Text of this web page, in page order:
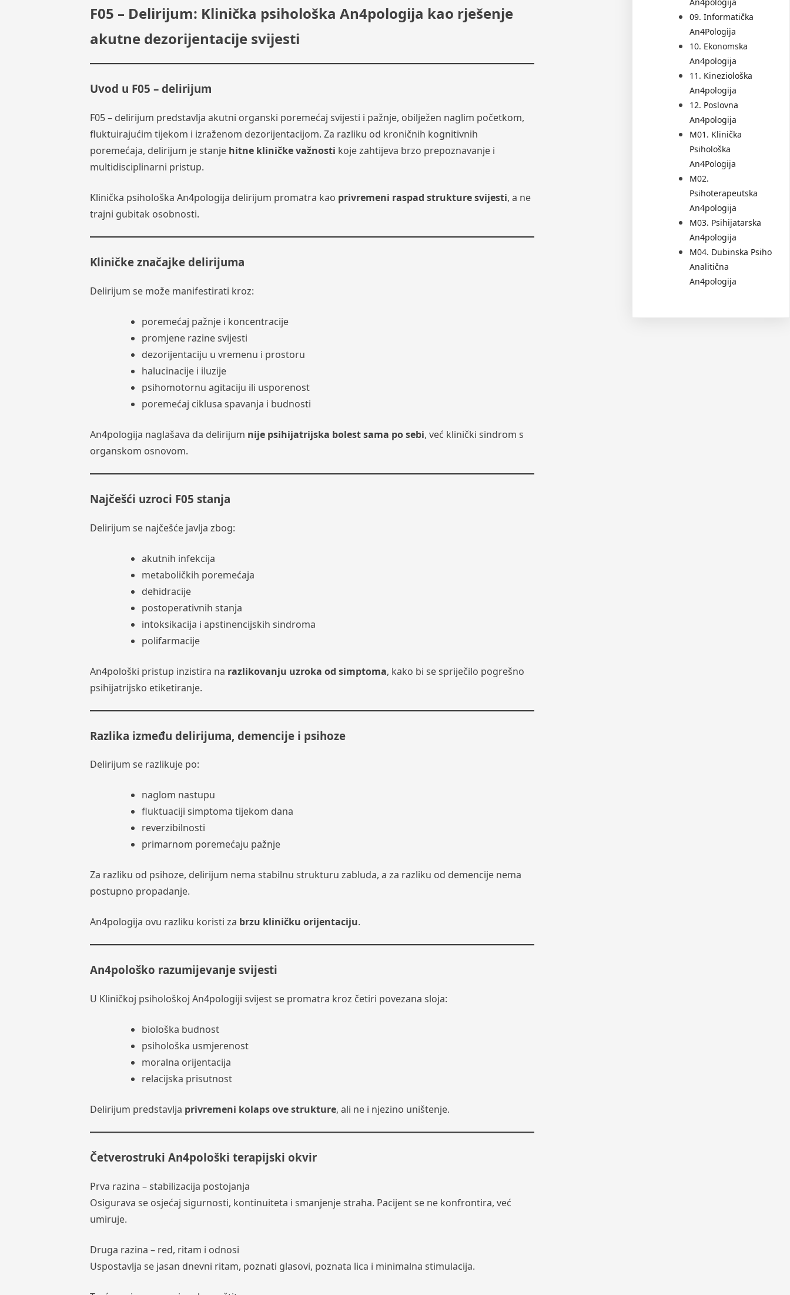
F05 – Delirijum: Klinička psihološka An4pologija kao rješenje
akutne dezorijentacije svijesti
Uvod u F05 – delirijum
F05 – delirijum predstavlja akutni organski poremećaj svijesti i pažnje, obilježen naglim početkom,
fluktuirajućim tijekom i izraženom dezorijentacijom. Za razliku od kroničnih kognitivnih
poremećaja, delirijum je stanje hitne kliničke važnosti koje zahtijeva brzo prepoznavanje i
multidisciplinarni pristup.
Klinička psihološka An4pologija delirijum promatra kao privremeni raspad strukture svijesti, a ne
trajni gubitak osobnosti.
Kliničke značajke delirijuma
Delirijum se može manifestirati kroz:
poremećaj pažnje i koncentracije
promjene razine svijesti
dezorijentaciju u vremenu i prostoru
halucinacije i iluzije
psihomotornu agitaciju ili usporenost
poremećaj ciklusa spavanja i budnosti
An4pologija naglašava da delirijum nije psihijatrijska bolest sama po sebi, već klinički sindrom s
organskom osnovom.
Najčešći uzroci F05 stanja
Delirijum se najčešće javlja zbog:
akutnih infekcija
metaboličkih poremećaja
dehidracije
postoperativnih stanja
intoksikacija i apstinencijskih sindroma
polifarmacije
An4pološki pristup inzistira na razlikovanju uzroka od simptoma, kako bi se spriječilo pogrešno
psihijatrijsko etiketiranje.
Razlika između delirijuma, demencije i psihoze
Delirijum se razlikuje po:
naglom nastupu
fluktuaciji simptoma tijekom dana
reverzibilnosti
primarnom poremećaju pažnje
Za razliku od psihoze, delirijum nema stabilnu strukturu zabluda, a za razliku od demencije nema
postupno propadanje.
An4pologija ovu razliku koristi za brzu kliničku orijentaciju.
An4pološko razumijevanje svijesti
U Kliničkoj psihološkoj An4pologiji svijest se promatra kroz četiri povezana sloja:
biološka budnost
psihološka usmjerenost
moralna orijentacija
relacijska prisutnost
Delirijum predstavlja privremeni kolaps ove strukture, ali ne i njezino uništenje.
Četverostruki An4pološki terapijski okvir
Prva razina – stabilizacija postojanja
Osigurava se osjećaj sigurnosti, kontinuiteta i smanjenje straha. Pacijent se ne konfrontira, već
umiruje.
Druga razina – red, ritam i odnosi
Uspostavlja se jasan dnevni ritam, poznati glasovi, poznata lica i minimalna stimulacija.
09. Informatička
An4Pologija
10. Ekonomska
An4pologija
11. Kineziološka
An4pologija
12. Poslovna
An4pologija
M01. Klinička
Psihološka
An4Pologija
M02.
Psihoterapeutska
An4pologija
M03. Psihijatarska
An4pologija
M04. Dubinska Psiho
Analitična
An4pologija